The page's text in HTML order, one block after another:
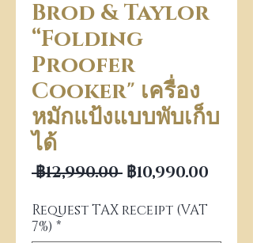
Brod & Taylor
“Folding
Proofer
Cooker" เครื่อง
หมักแป้งแบบพับเก็บ
ได้
฿12,990.00 ราคาปกติ
฿10,990.00
Request TAX receipt (VAT
7%) *